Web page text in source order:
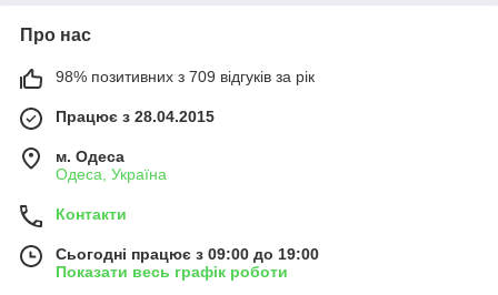
Про нас
98% позитивних з 709 відгуків за рік
Працює з 28.04.2015
м. Одеса
Одеса, Україна
Контакти
Сьогодні працює з 09:00 до 19:00
Показати весь графік роботи